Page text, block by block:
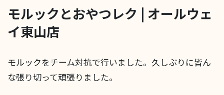
モルックとおやつレク | オールウェ
イ東山店
モルックをチーム対抗で行いました。久しぶりに皆ん
な張り切って頑張りました。